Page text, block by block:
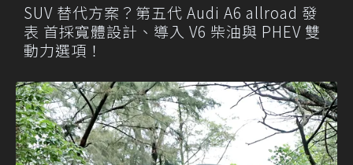
SUV 替代方案？第五代 Audi A6 allroad 發
表 首採寬體設計、導入 V6 柴油與 PHEV 雙
動力選項！